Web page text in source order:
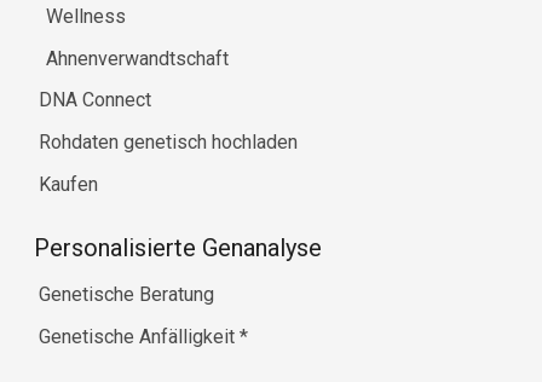
Wellness
Ahnenverwandtschaft
DNA Connect
Rohdaten genetisch hochladen
Kaufen
Personalisierte Genanalyse
Genetische Beratung
Genetische Anfälligkeit *